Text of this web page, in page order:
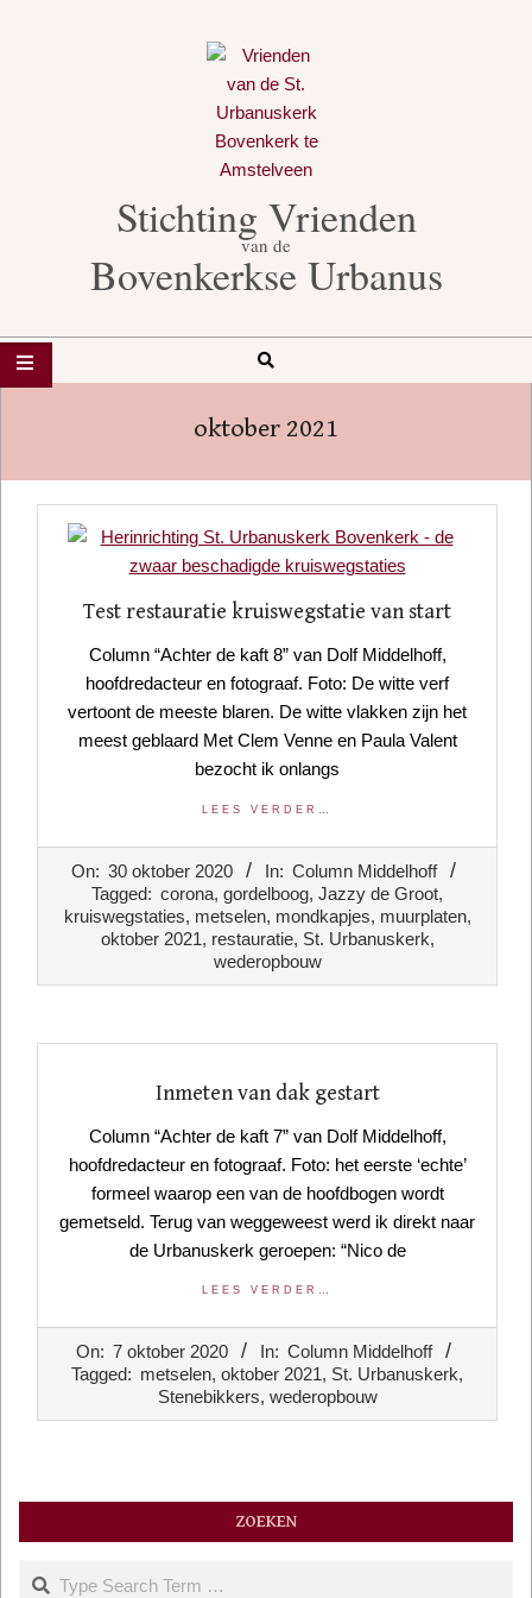
Stichting Vrienden
van de
Bovenkerkse Urbanus
Search
oktober 2021
Test restauratie kruiswegstatie van start
Column “Achter de kaft 8” van Dolf Middelhoff,
hoofdredacteur en fotograaf. Foto: De witte verf
vertoont de meeste blaren. De witte vlakken zijn het
meest geblaard Met Clem Venne en Paula Valent
bezocht ik onlangs
LEES VERDER…
On: 30 oktober 2020 In: Column Middelhoff
Tagged: corona, gordelboog, Jazzy de Groot,
kruiswegstaties, metselen, mondkapjes, muurplaten,
oktober 2021, restauratie, St. Urbanuskerk,
wederopbouw
Inmeten van dak gestart
Column “Achter de kaft 7” van Dolf Middelhoff,
hoofdredacteur en fotograaf. Foto: het eerste ‘echte’
formeel waarop een van de hoofdbogen wordt
gemetseld. Terug van weggeweest werd ik direkt naar
de Urbanuskerk geroepen: “Nico de
LEES VERDER…
On: 7 oktober 2020 In: Column Middelhoff
Tagged: metselen, oktober 2021, St. Urbanuskerk,
Stenebikkers, wederopbouw
ZOEKEN
Search